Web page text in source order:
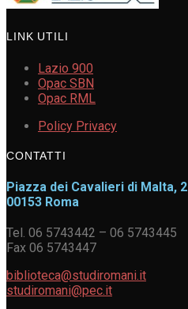
LINK UTILI
Lazio 900
Opac SBN
Opac RML
Policy Privacy
CONTATTI
Piazza dei Cavalieri di Malta, 2
00153 Roma
Tel. 06 5743442 – 06 5743445
Fax 06 5743447
biblioteca@studiromani.it
studiromani@pec.it